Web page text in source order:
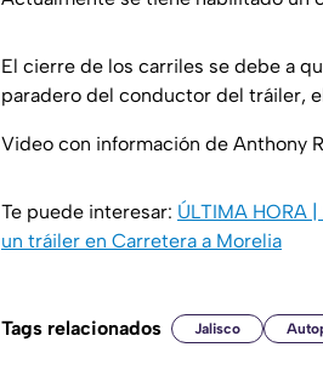
El cierre de los carriles se debe a
paradero del conductor del tráiler,
Video con información de Anthony
Te puede interesar: ÚLTIMA HORA
un tráiler en Carretera a Morelia
Tags relacionados Jalisco